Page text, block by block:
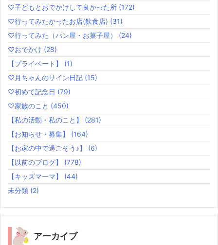
♡子どもとおでかけして良かった所 (172)
♡行ってみたかったお店(飲食店) (31)
♡行ってみた（パン屋・お菓子屋） (24)
♡おでかけ (28)
【プライベート】 (1)
♡月ちゃんのサイン日記 (15)
♡初めて記念日 (79)
♡家族のこと (450)
【私の活動・私のこと】 (281)
【お知らせ・募集】 (164)
【お家の中で過ごそう♪】 (6)
【以前のブログ】 (778)
【キッズマーマ】 (44)
未分類 (2)
アーカイブ